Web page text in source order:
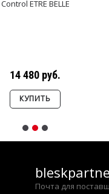
Control ETRE BELLE
14 480 руб.
КУПИТЬ
Почта для